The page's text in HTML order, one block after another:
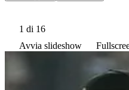
1 di 16
Avvia slideshow